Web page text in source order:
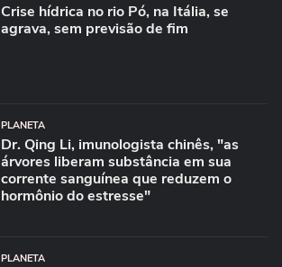
Crise hídrica no rio Pó, na Itália, se
agrava, sem previsão de fim
PLANETA
Dr. Qing Li, imunologista chinês, "as
árvores liberam substância em sua
corrente sanguínea que reduzem o
hormônio do estresse"
PLANETA